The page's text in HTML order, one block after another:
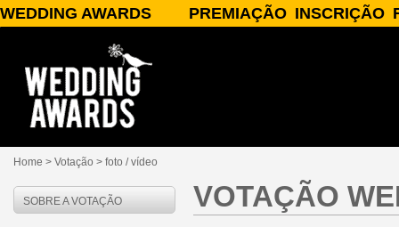
WEDDING AWARDS
PATROCÍNIO/APOIO
PARCEIROS
PUBLICIDADE
PERGUNTAS FREQUENTES
CONTATO
PREMIAÇÃO INSCRIÇÃO
Home > Votação > foto / vídeo
SOBRE A VOTAÇÃO
VOTAÇÃO